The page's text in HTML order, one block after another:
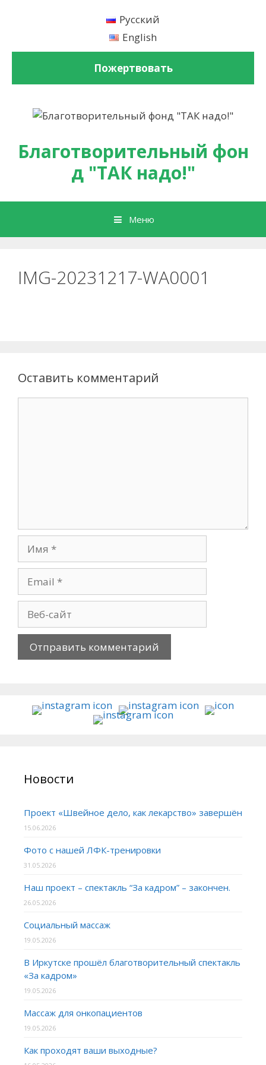
Русский
English
Пожертвовать
Благотворительный фон
д "ТАК надо!"
Меню
IMG-20231217-WA0001
Оставить комментарий
Новости
Проект «Швейное дело, как лекарство» завершён
15.06.2026
Фото с нашей ЛФК-тренировки
31.05.2026
Наш проект – спектакль “За кадром” – закончен.
26.05.2026
Социальный массаж
19.05.2026
В Иркутске прошёл благотворительный спектакль
«За кадром»
19.05.2026
Массаж для онкопациентов
19.05.2026
Как проходят ваши выходные?